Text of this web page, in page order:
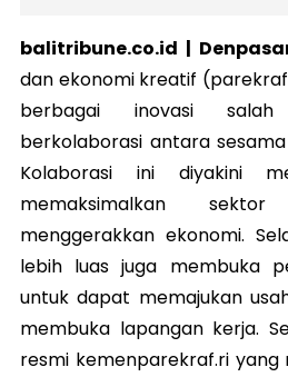
balitribune.co.id |
dan ekonomi kreatif
berbagai inovasi
berkolaborasi antara
Kolaborasi ini diyakini
memaksimalkan
menggerakkan ekonomi.
lebih luas juga membuka
untuk dapat memajukan
membuka lapangan kerja.
resmi kemenparekraf.ri yang